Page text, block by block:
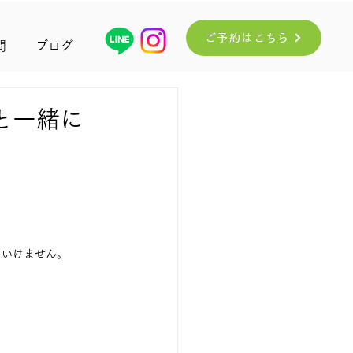
ブログ
ご予約はこちら
一緒に
けません。